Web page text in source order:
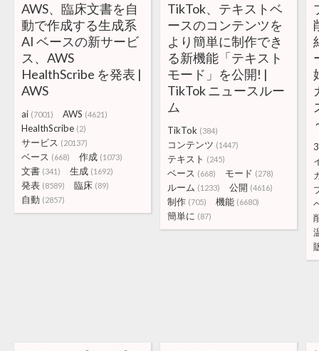
AWS、臨床文書を自
動で作成する生成系
AI ベースの新サービ
ス、AWS
HealthScribe を発表 |
AWS
ai (7001) AWS (4621)
HealthScribe (2)
サービス (20137)
ベース (668) 作成 (1073)
文書 (341) 生成 (1692)
発表 (8589) 臨床 (89)
自動 (2857)
TikTok、テキストベ
ースのコンテンツを
より簡単に制作でき
る新機能「テキスト
モード」を公開! |
TikTok ニュースルー
ム
TikTok (384)
コンテンツ (1447)
テキスト (245)
ベース (668) モード (278)
ルーム (1233) 公開 (4616)
制作 (705) 機能 (6680)
簡単に (87)